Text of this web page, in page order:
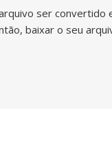
ser convertido
baixar o seu